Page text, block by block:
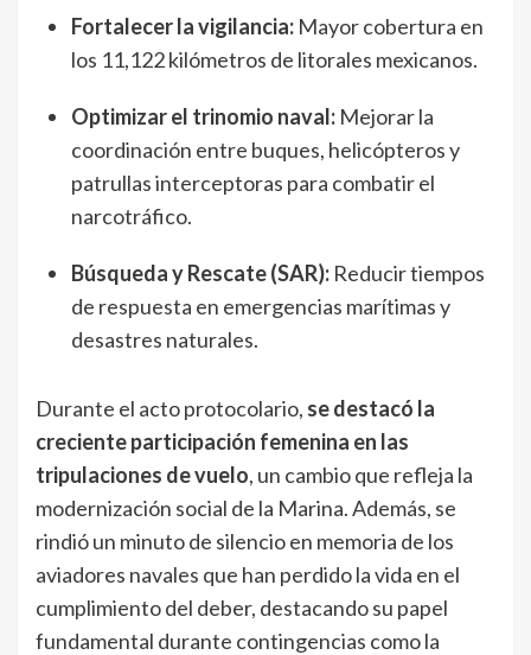
Fortalecer la vigilancia: Mayor cobertura en
los 11,122 kilómetros de litorales mexicanos.
Optimizar el trinomio naval: Mejorar la
coordinación entre buques, helicópteros y
patrullas interceptoras para combatir el
narcotráfico.
Búsqueda y Rescate (SAR): Reducir tiempos
de respuesta en emergencias marítimas y
desastres naturales.
Durante el acto protocolario, se destacó la
crecienteparticipación femenina en las
tripulaciones de vuelo, un cambio que refleja la
modernización social de la Marina. Además, se
rindió un minuto de silencio en memoria de los
aviadores navales que han perdido la vida en el
cumplimiento del deber, destacando su papel
fundamental durante contingencias como la